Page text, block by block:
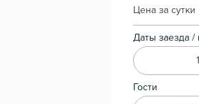
Цена за сутки
Даты заезда /
Гости